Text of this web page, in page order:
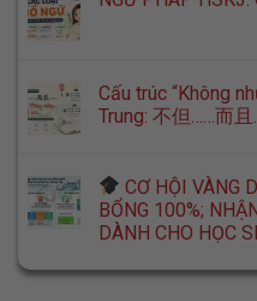
Cấu trúc “Không
Trung: 不但……而且
CƠ HỘI VÀNG
BỔNG 100%;
DÀNH CHO HỌC